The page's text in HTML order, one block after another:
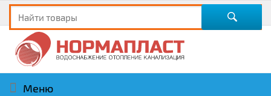
Меню